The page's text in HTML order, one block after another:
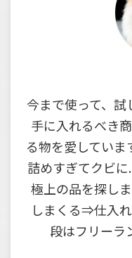
今まで使って、試
手に入れるべき
る物を愛してい
詰めすぎてクビ
極上の品を探し
しまくる⇒仕入
段はフリーラ